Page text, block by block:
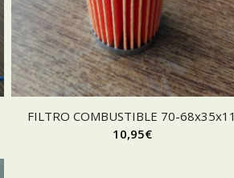
FILTRO COMBUSTIBLE 70-68x35x11
10,95€